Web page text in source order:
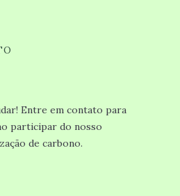
Entre em contato para
participar do nosso
de carbono.